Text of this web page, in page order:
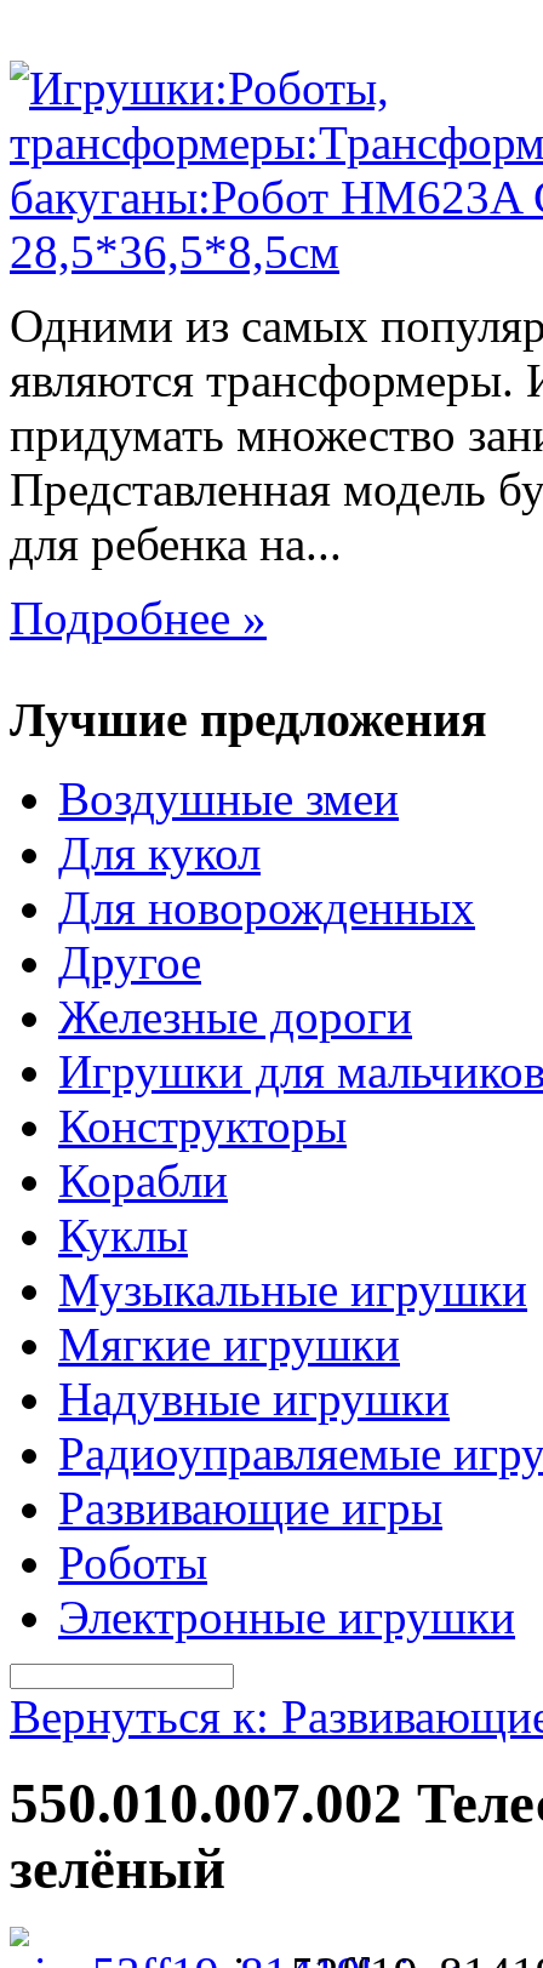
Одними из самых
являются
придумать множество
Представленная модель
для ребенка на...
Подробнее »
Лучшие предложения
Воздушные змеи
Для кукол
Для новорожденных
Другое
Железные дороги
Игрушки для
Конструкторы
Корабли
Куклы
Музыкальные игрушки
Мягкие игрушки
Надувные игрушки
Радиоуправляемые
Развивающие игры
Роботы
Электронные игрушки
Вернуться к:
550.010.007.002
зелёный